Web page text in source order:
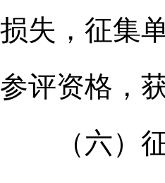
损失，征集
参评资格，
（六）征